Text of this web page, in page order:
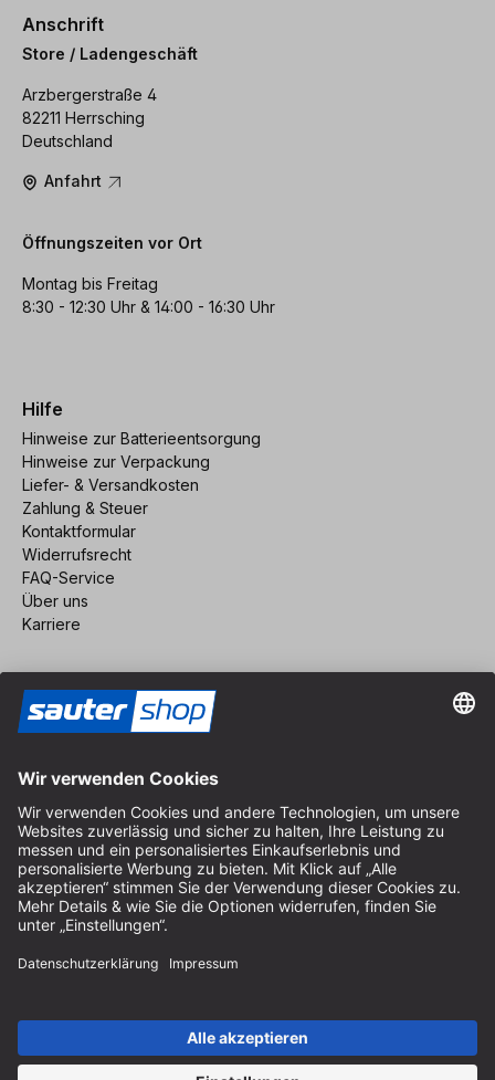
Anschrift
Store / Ladengeschäft
Arzbergerstraße 4
82211 Herrsching
Deutschland
Anfahrt
Öffnungszeiten vor Ort
Montag bis Freitag
8:30 - 12:30 Uhr & 14:00 - 16:30 Uhr
Hilfe
Hinweise zur Batterieentsorgung
Hinweise zur Verpackung
Liefer- & Versandkosten
Zahlung & Steuer
Kontaktformular
Widerrufsrecht
FAQ-Service
Über uns
Karriere
Impressum
AGB
Datenschutz
Cookie-Einstellungen
© 2026 sauter GmbH
* kostenloser Versand ab 150 Euro Bestellwert innerhalb
Deutschlands für die Standard-Paketgrößen - ausgenommen
Sperrgut und Fracht
In Abh. des Lieferlandes kann die MwSt. an der Kasse variieren.